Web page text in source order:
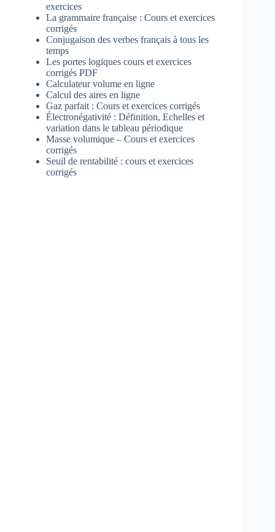
exercices
La grammaire française : Cours et exercices
corrigés
Conjugaison des verbes français à tous les
temps
Les portes logiques cours et exercices
corrigés PDF
Calculateur volume en ligne
Calcul des aires en ligne
Gaz parfait : Cours et exercices corrigés
Électronégativité : Définition, Echelles et
variation dans le tableau périodique
Masse volumique – Cours et exercices
corrigés
Seuil de rentabilité : cours et exercices
corrigés